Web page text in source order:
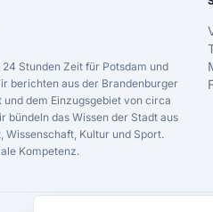
Stunden Zeit für Potsdam und
berichten aus der Brandenburger
und dem Einzugsgebiet von circa
bündeln das Wissen der Stadt aus
Wissenschaft, Kultur und Sport.
Kompetenz.